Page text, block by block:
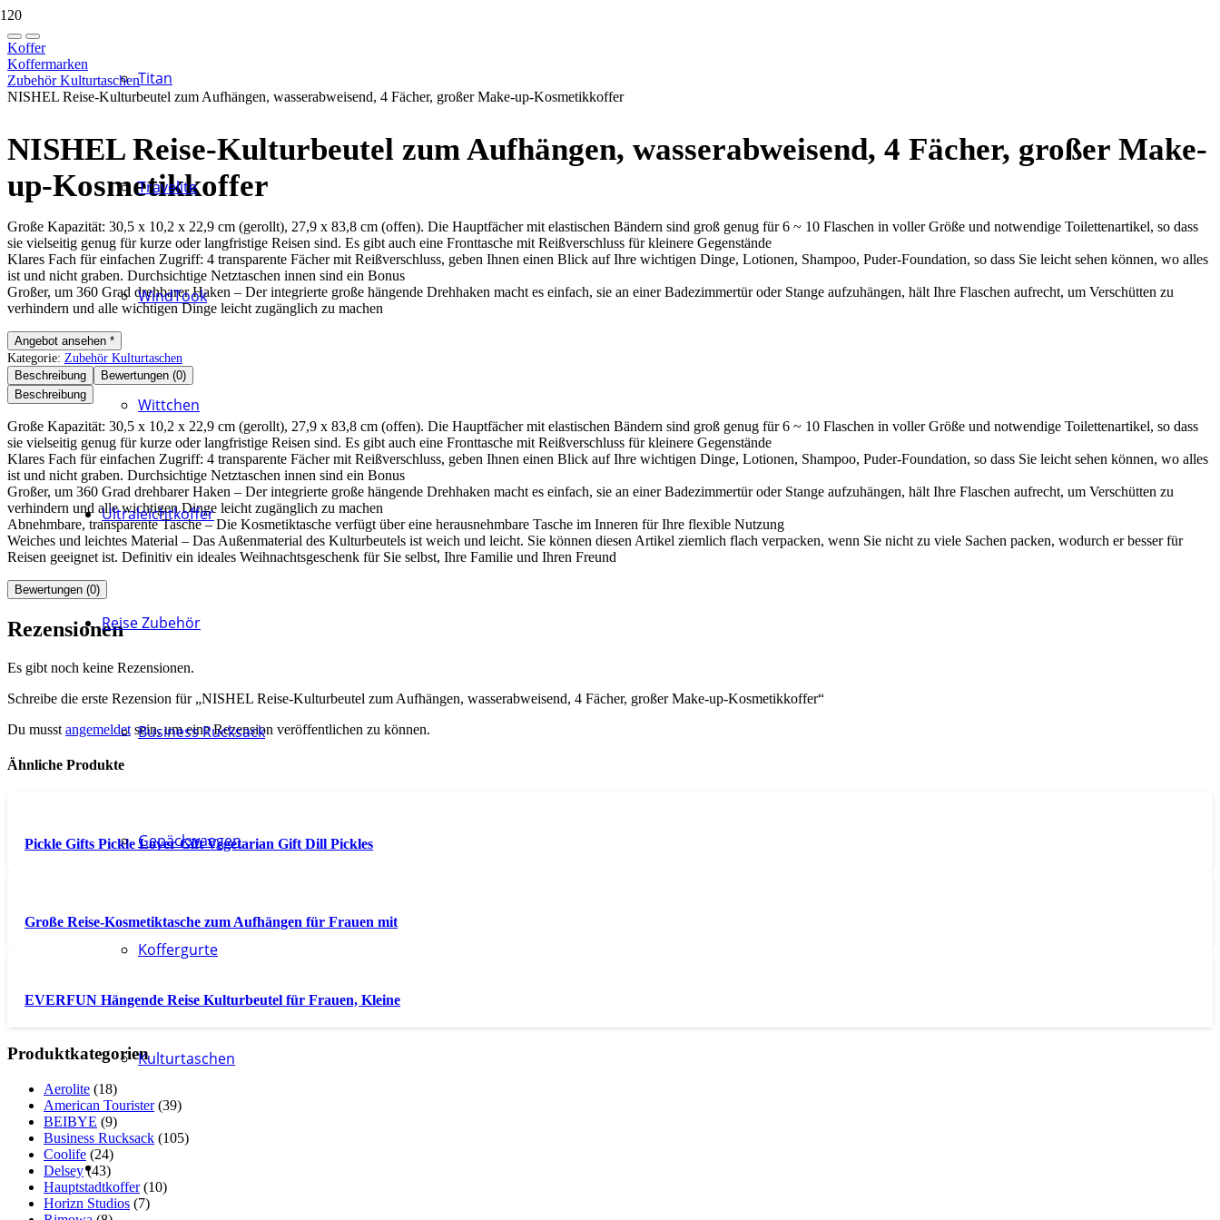
Titan
Travelite
WindTook
Wittchen
Ultraleichtkoffer
Reise Zubehör
Business Rucksack
Gepäckwaagen
Koffergurte
Kulturtaschen
Koffer
Koffermarken
Zubehör Kulturtaschen
NISHEL Reise-Kulturbeutel zum Aufhängen, wasserabweisend, 4 Fächer, großer Make-up-Kosmetikkoffer
NISHEL Reise-Kulturbeutel zum Aufhängen, wasserabweisend, 4 Fächer, großer Make-
up-Kosmetikkoffer
Große Kapazität: 30,5 x 10,2 x 22,9 cm (gerollt), 27,9 x 83,8 cm (offen). Die Hauptfächer mit elastischen Bändern sind groß genug für 6 ~ 10 Flaschen in voller Größe und notwendige Toilettenartikel, so dass
sie vielseitig genug für kurze oder langfristige Reisen sind. Es gibt auch eine Fronttasche mit Reißverschluss für kleinere Gegenstände
Klares Fach für einfachen Zugriff: 4 transparente Fächer mit Reißverschluss, geben Ihnen einen Blick auf Ihre wichtigen Dinge, Lotionen, Shampoo, Puder-Foundation, so dass Sie leicht sehen können, wo alles
ist und nicht graben. Durchsichtige Netztaschen innen sind ein Bonus
Großer, um 360 Grad drehbarer Haken – Der integrierte große hängende Drehhaken macht es einfach, sie an einer Badezimmertür oder Stange aufzuhängen, hält Ihre Flaschen aufrecht, um Verschütten zu
verhindern und alle wichtigen Dinge leicht zugänglich zu machen
Angebot ansehen *
Kategorie: Zubehör Kulturtaschen
Beschreibung
Bewertungen (0)
Beschreibung
Große Kapazität: 30,5 x 10,2 x 22,9 cm (gerollt), 27,9 x 83,8 cm (offen). Die Hauptfächer mit elastischen Bändern sind groß genug für 6 ~ 10 Flaschen in voller Größe und notwendige Toilettenartikel, so dass
sie vielseitig genug für kurze oder langfristige Reisen sind. Es gibt auch eine Fronttasche mit Reißverschluss für kleinere Gegenstände
Klares Fach für einfachen Zugriff: 4 transparente Fächer mit Reißverschluss, geben Ihnen einen Blick auf Ihre wichtigen Dinge, Lotionen, Shampoo, Puder-Foundation, so dass Sie leicht sehen können, wo alles
ist und nicht graben. Durchsichtige Netztaschen innen sind ein Bonus
Großer, um 360 Grad drehbarer Haken – Der integrierte große hängende Drehhaken macht es einfach, sie an einer Badezimmertür oder Stange aufzuhängen, hält Ihre Flaschen aufrecht, um Verschütten zu
verhindern und alle wichtigen Dinge leicht zugänglich zu machen
Abnehmbare, transparente Tasche – Die Kosmetiktasche verfügt über eine herausnehmbare Tasche im Inneren für Ihre flexible Nutzung
Weiches und leichtes Material – Das Außenmaterial des Kulturbeutels ist weich und leicht. Sie können diesen Artikel ziemlich flach verpacken, wenn Sie nicht zu viele Sachen packen, wodurch er besser für
Reisen geeignet ist. Definitiv ein ideales Weihnachtsgeschenk für Sie selbst, Ihre Familie und Ihren Freund
Bewertungen (0)
Rezensionen
Es gibt noch keine Rezensionen.
Schreibe die erste Rezension für „NISHEL Reise-Kulturbeutel zum Aufhängen, wasserabweisend, 4 Fächer, großer Make-up-Kosmetikkoffer“
Du musst angemeldet sein, um eine Rezension veröffentlichen zu können.
Ähnliche Produkte
Pickle Gifts Pickle Lover Gift Vegetarian Gift Dill Pickles
Große Reise-Kosmetiktasche zum Aufhängen für Frauen mit
EVERFUN Hängende Reise Kulturbeutel für Frauen, Kleine
Produktkategorien
Aerolite (18)
American Tourister (39)
BEIBYE (9)
Business Rucksack (105)
Coolife (24)
Delsey (43)
Hauptstadtkoffer (10)
Horizn Studios (7)